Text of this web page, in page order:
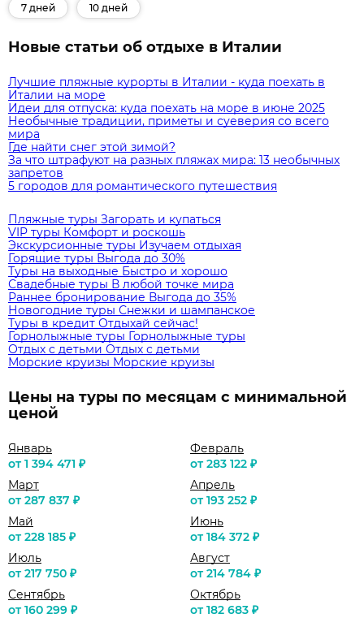
7 дней 10 дней
Новые статьи об отдыхе в Италии
Лучшие пляжные курорты в Италии - куда поехать в
Италии на море
Идеи для отпуска: куда поехать на море в июне 2025
Необычные традиции, приметы и суеверия со всего
мира
Где найти снег этой зимой?
За что штрафуют на разных пляжах мира: 13 необычных
запретов
5 городов для романтического путешествия
Пляжные туры Загорать и купаться
VIP туры Комфорт и роскошь
Экскурсионные туры Изучаем отдыхая
Горящие туры Выгода до 30%
Туры на выходные Быстро и хорошо
Свадебные туры В любой точке мира
Раннее бронирование Выгода до 35%
Новогодние туры Снежки и шампанское
Туры в кредит Отдыхай сейчас!
Горнолыжные туры Горнолыжные туры
Отдых с детьми Отдых с детьми
Морские круизы Морские круизы
Цены на туры по месяцам с минимальной
ценой
Январь
от 1 394 471 ₽
Февраль
от 283 122 ₽
Март
от 287 837 ₽
Апрель
от 193 252 ₽
Май
от 228 185 ₽
Июнь
от 184 372 ₽
Июль
от 217 750 ₽
Август
от 214 784 ₽
Сентябрь
от 160 299 ₽
Октябрь
от 182 683 ₽